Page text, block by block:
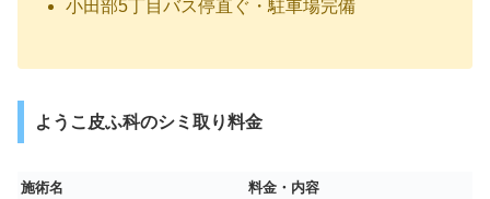
小田部5丁目バス停直ぐ・駐車場完備
ようこ皮ふ科のシミ取り料金
施術名
料金・内容